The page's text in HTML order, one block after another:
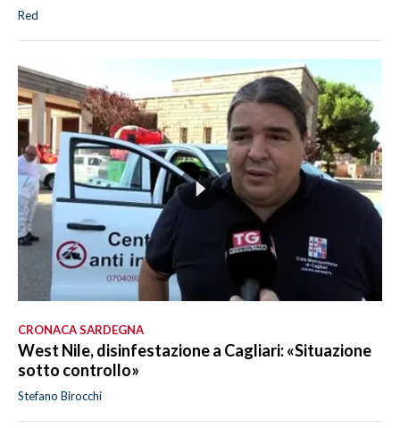
Red
CRONACA SARDEGNA
West Nile, disinfestazione a Cagliari: «Situazione
sotto controllo»
Stefano Birocchi